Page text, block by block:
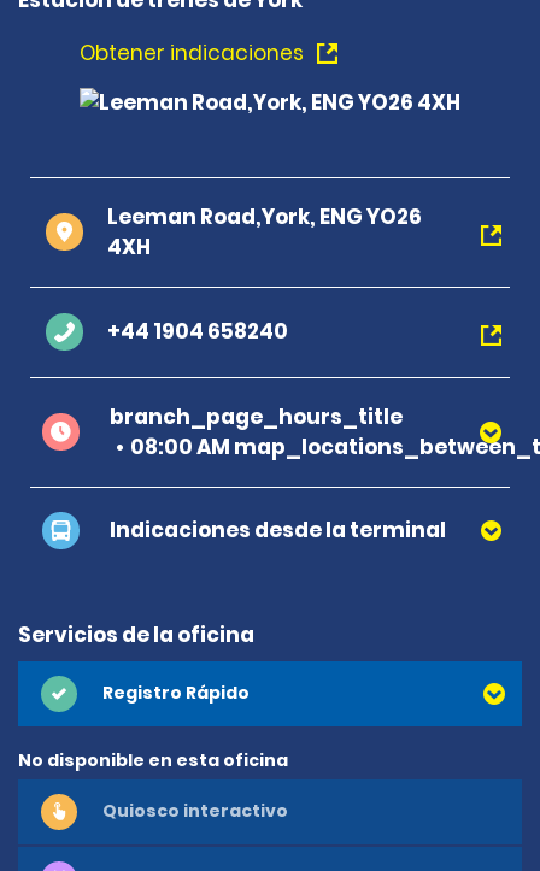
Obtener indicaciones
Leeman Road,York, ENG YO26
4XH
+44 1904 658240
branch_page_hours_title
08:00 AM
Indicaciones desde la terminal
Servicios de la oficina
Registro Rápido
No disponible en esta oficina
Quiosco interactivo